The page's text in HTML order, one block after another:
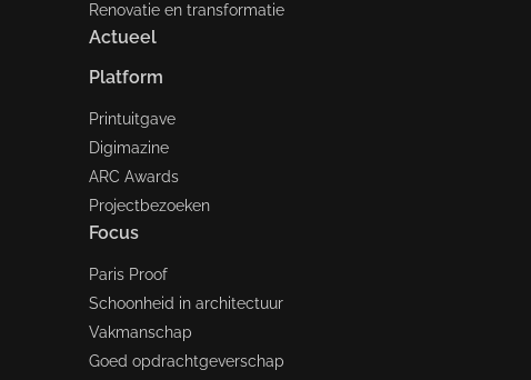
Renovatie en transformatie
Actueel
Platform
Printuitgave
Digimazine
ARC Awards
Projectbezoeken
Focus
Paris Proof
Schoonheid in architectuur
Vakmanschap
Goed opdrachtgeverschap